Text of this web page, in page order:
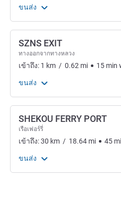
ขนส่ง
SZNS EXIT
ทางออกจากทางหลวง
เข้าถึง: 1 km / 0.62 mi 15 min
ขนส่ง
SHEKOU FERRY PORT
เรือเฟอร์รี่
เข้าถึง:30 km / 18.64 mi 45
ขนส่ง